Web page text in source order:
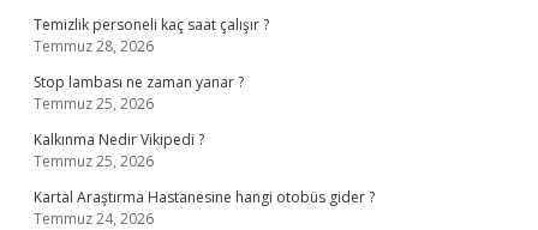
Temizlik personeli kaç saat çalışır ?
Temmuz 28, 2026
Stop lambası ne zaman yanar ?
Temmuz 25, 2026
Kalkınma Nedir Vikipedi ?
Temmuz 25, 2026
Kartal Araştırma Hastanesine hangi otobüs gider ?
Temmuz 24, 2026